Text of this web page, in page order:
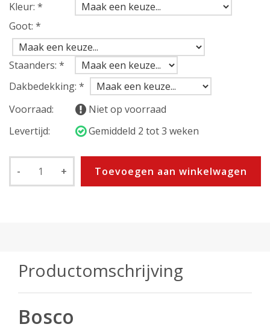
Kleur: *
Goot: *
Staanders: *
Dakbedekking: *
Voorraad:
Niet op voorraad
Levertijd:
Gemiddeld 2 tot 3 weken
- + Toevoegen aan winkelwagen
Productomschrijving
Bosco